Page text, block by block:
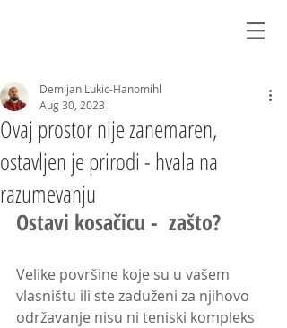
Ovaj prostor nije zanemaren,
ostavljen je prirodi - hvala na
razumevanju
Demijan Lukic-Hanomihl
Aug 30, 2023
Ostavi kosačicu -  zašto?
Velike površine koje su u vašem
vlasništu ili ste zaduženi za njihovo
održavanje nisu ni teniski kompleks